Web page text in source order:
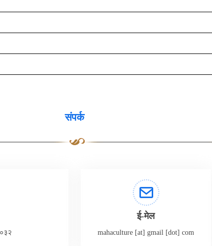
संपर्क
ई-मेल
mahaculture [at] gmail [dot] com